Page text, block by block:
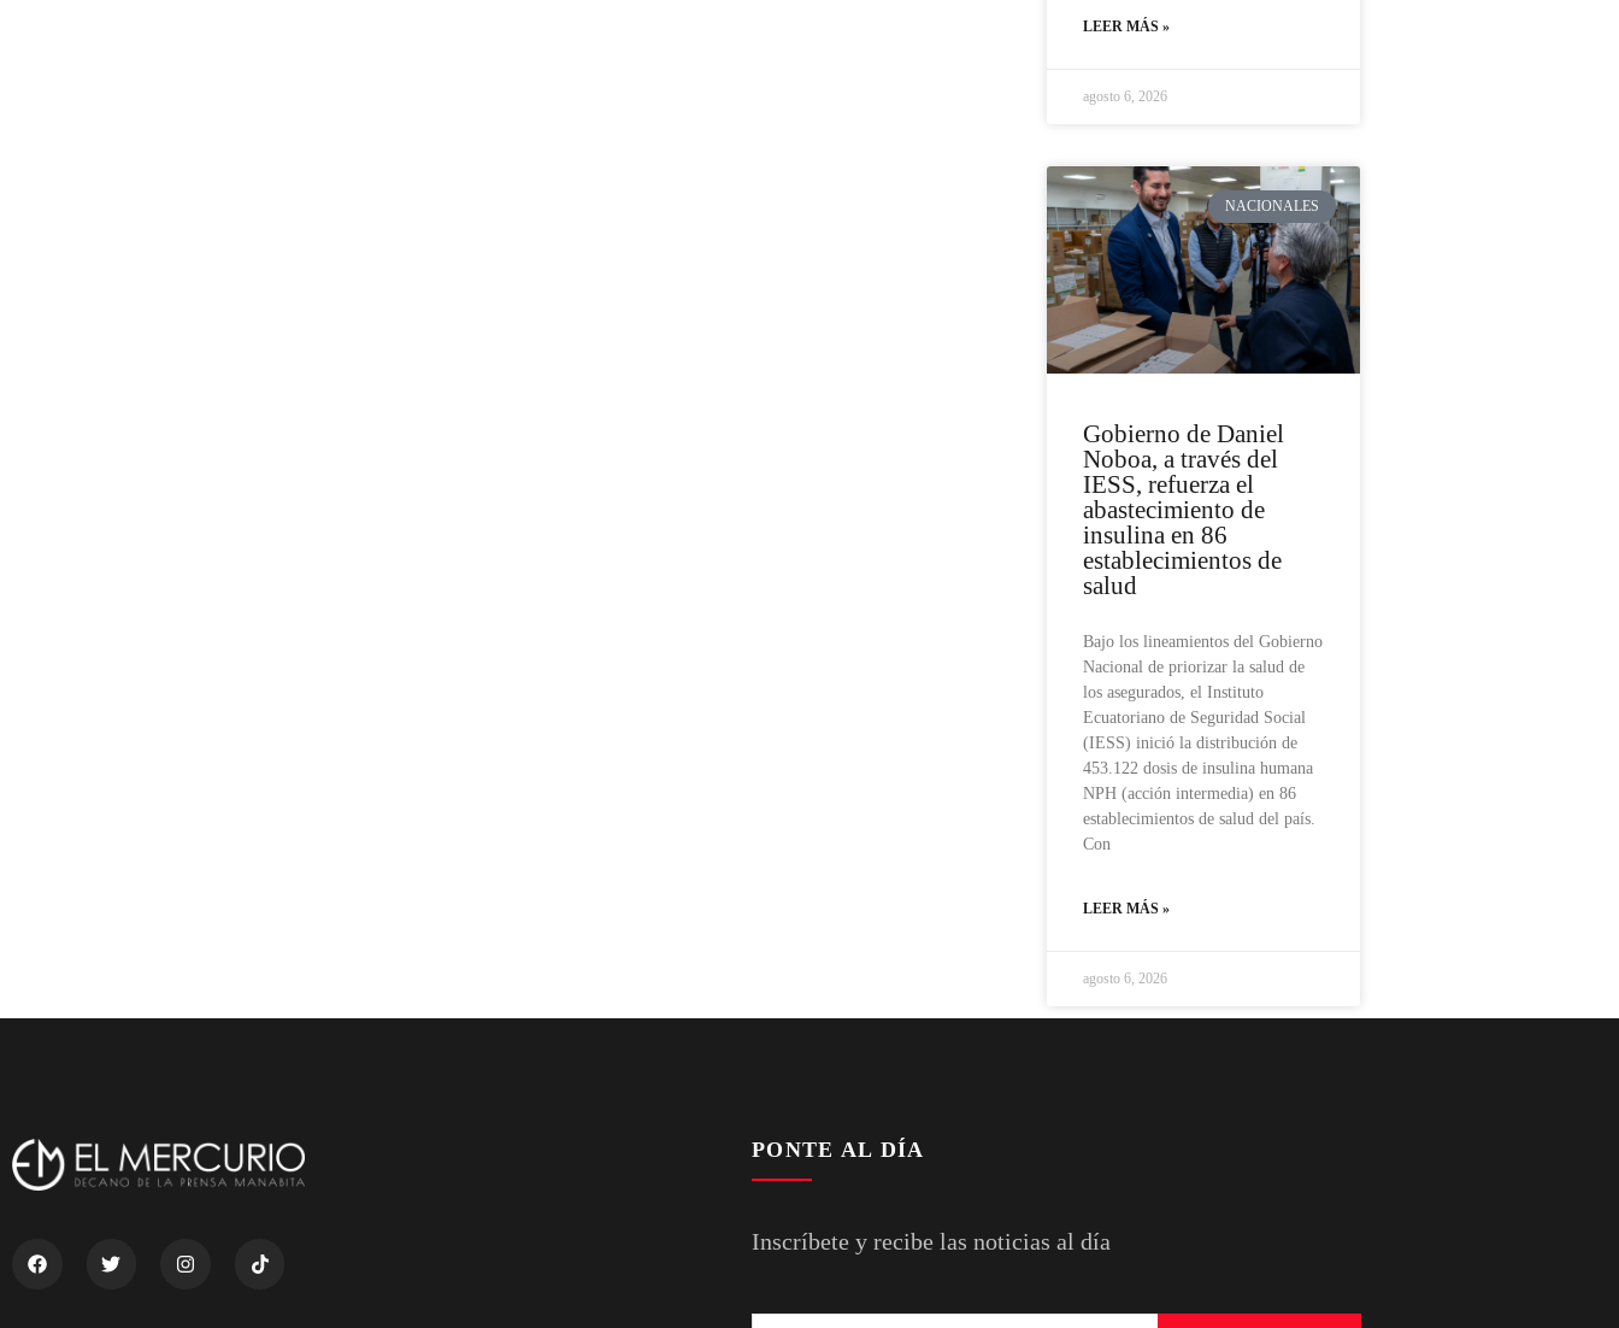
LEER MÁS »
agosto 6, 2026
NACIONALES
Gobierno de Daniel
Noboa, a través del
IESS, refuerza el
abastecimiento de
insulina en 86
establecimientos de
salud
Bajo los lineamientos del Gobierno
Nacional de priorizar la salud de
los asegurados, el Instituto
Ecuatoriano de Seguridad Social
(IESS) inició la distribución de
453.122 dosis de insulina humana
NPH (acción intermedia) en 86
establecimientos de salud del país.
Con
LEER MÁS »
agosto 6, 2026
PONTE AL DÍA
Inscríbete y recibe las noticias al día